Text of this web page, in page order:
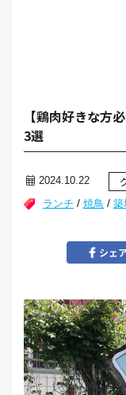
【鶏肉好きな方
3選
2024.10.22
ランチ / 焼鳥 / 築
シェ